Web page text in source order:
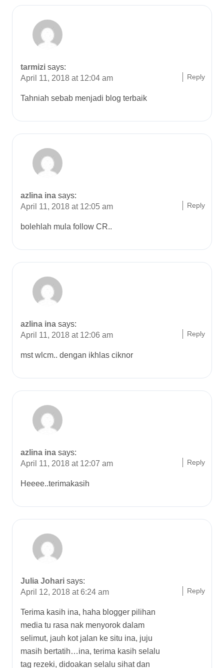
tarmizi says:
April 11, 2018 at 12:04 am
Tahniah sebab menjadi blog terbaik
Reply
azlina ina says:
April 11, 2018 at 12:05 am
bolehlah mula follow CR..
Reply
azlina ina says:
April 11, 2018 at 12:06 am
mst wlcm.. dengan ikhlas ciknor
Reply
azlina ina says:
April 11, 2018 at 12:07 am
Heeee..terimakasih
Reply
Julia Johari says:
April 12, 2018 at 6:24 am
Terima kasih ina, haha blogger pilihan
media tu rasa nak menyorok dalam
selimut, jauh kot jalan ke situ ina, juju
masih bertatih…ina, terima kasih selalu
tag rezeki, didoakan selalu sihat dan
Reply